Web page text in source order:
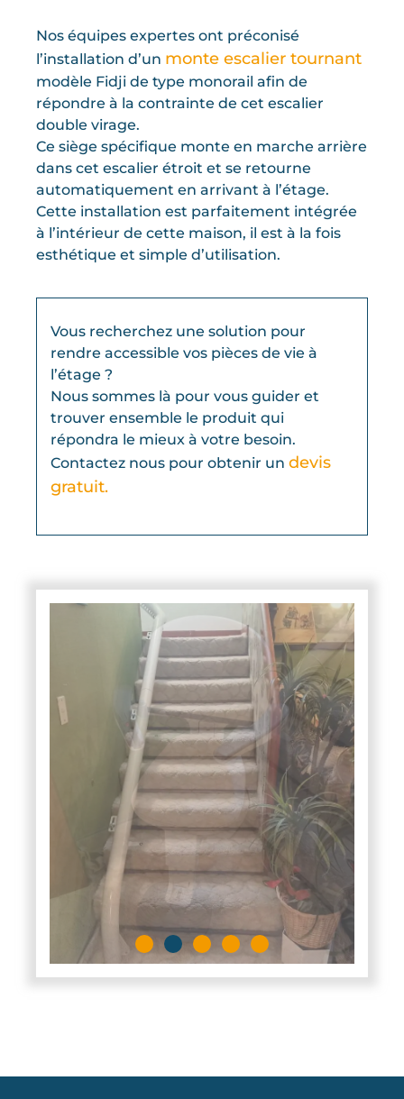
Nos équipes expertes ont préconisé
l’installation d’un monte escalier tournant
modèle Fidji de type monorail afin de
répondre à la contrainte de cet escalier
double virage.
Ce siège spécifique monte en marche arrière
dans cet escalier étroit et se retourne
automatiquement en arrivant à l’étage.
Cette installation est parfaitement intégrée
à l’intérieur de cette maison, il est à la fois
esthétique et simple d’utilisation.
Vous recherchez une solution pour
rendre accessible vos pièces de vie à
l’étage ?
Nous sommes là pour vous guider et
trouver ensemble le produit qui
répondra le mieux à votre besoin.
Contactez nous pour obtenir un devis
gratuit.